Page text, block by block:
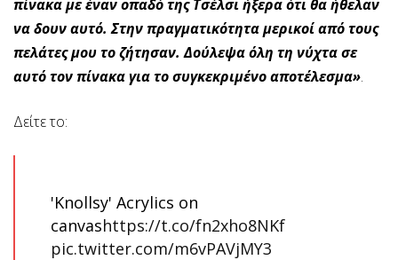
πίνακα με έναν οπαδό της Τσέλσι ήξερα ότι θα ήθελαν
να δουν αυτό. Στην πραγματικότητα μερικοί από τους
πελάτες μου το ζήτησαν. Δούλεψα όλη τη νύχτα σε
αυτό τον πίνακα για το συγκεκριμένο αποτέλεσμα».
Δείτε το:
'Knollsy' Acrylics on
canvashttps://t.co/fn2xho8NKf
pic.twitter.com/m6vPAVjMY3